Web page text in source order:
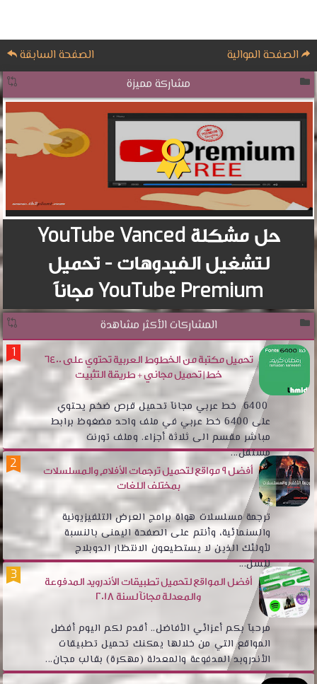
الصفحة الموالية
الصفحة السابقة
مشاركة مميزة
حل مشكلة YouTube Vanced
لتشغيل الفيدوهات - تحميل
YouTube Premium مجاناً
المشاركات الأكثر مشاهدة
تحميل مكتبة من الخطوط العربية تحتوي على 6400
خط | تحميل مجاني + طريقة التثبيت
6400 خط عربي مجانآ تحميل قرص ضخم يحتوي
على 6400 خط عربي في ملف واحد مضغوظ برابط
مباشر مقسم الى ثلاثة أجزاء. وملف تورنت
مستقل...
أفضل 9 مواقع لتحميل ترجمات الأفلام والمسلسلات
بمختلف اللغات
ترجمة مسلسلات هواة برامج العرض التلفيزيونية
والسنمائية، وأنتم على الصفحة اليمنى بالنسبة
لأولئك الذين لا يستطيعون الانتظار الدوبلاج
للسل...
أفضل المواقع لتحميل تطبيقات الأندرويد المدفوعة
والمعدلة مجانآ لسنة 2018
مرحبآ بكم أعزائي الأفاضل.. أقدم لكم اليوم أفضل
المواقع التي من خلالها يمكنك تحميل تطبيقات
الأندروبد المدفوعة والمعدلة (مهكرة) بقالب مجان...